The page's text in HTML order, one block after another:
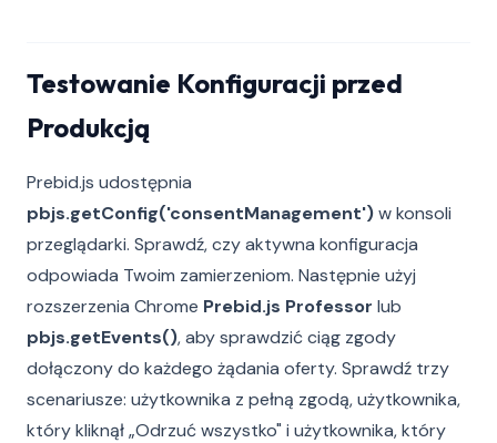
Testowanie Konfiguracji przed
Produkcją
Prebid.js udostępnia
pbjs.getConfig('consentManagement')w konsoli
przeglądarki. Sprawdź, czy aktywna konfiguracja
odpowiada Twoim zamierzeniom. Następnie użyj
rozszerzenia Chrome Prebid.js Professor lub
pbjs.getEvents(), aby sprawdzić ciąg zgody
dołączony do każdego żądania oferty. Sprawdź trzy
scenariusze: użytkownika z pełną zgodą, użytkownika,
który kliknął „Odrzuć wszystko" i użytkownika, który